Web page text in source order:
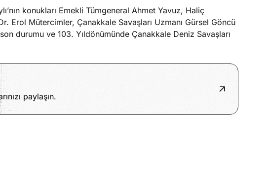
Yazıları Otomobil Yazıları
konukları Emekli Tümgeneral Ahmet Yavuz, Haliç
Erol Mütercimler, Çanakkale Savaşları Uzmanı Gürsel Göncü
durumu ve 103. Yıldönümünde Çanakkale Deniz Savaşları
paylaşın.